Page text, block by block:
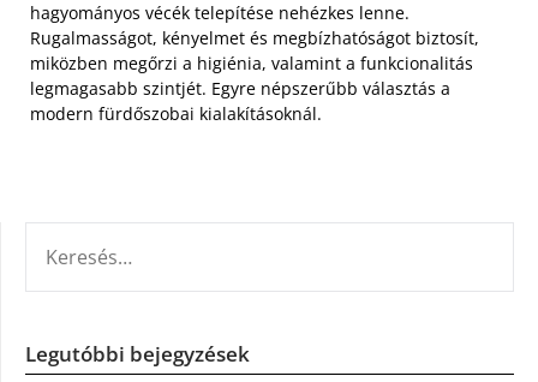
hagyományos vécék telepítése nehézkes lenne.
Rugalmasságot, kényelmet és megbízhatóságot biztosít,
miközben megőrzi a higiénia, valamint a funkcionalitás
legmagasabb szintjét. Egyre népszerűbb választás a
modern fürdőszobai kialakításoknál.
Legutóbbi bejegyzések